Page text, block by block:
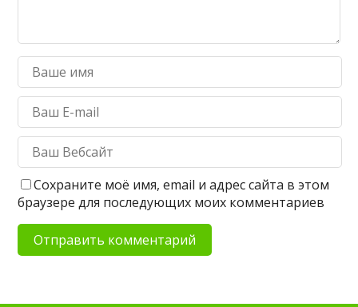
Сохраните моё имя, email и адрес сайта в этом
браузере для последующих моих комментариев